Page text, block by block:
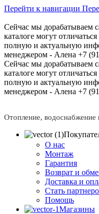
Перейти к навигации
Сейчас мы дорабатываем
каталоге могут
полную и актуальную
менеджером - Алена +7
Сейчас мы дорабатываем
каталоге могут
полную и актуальную
менеджером - Алена +7
Отопление, водоснабжение
О нас
Монтаж
Гарантия
Возврат и
Доставка и
Стать
Помощь
Магазины